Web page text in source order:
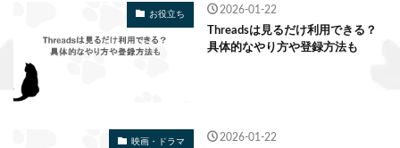
お役立ち 2026-01-22
Threadsは見るだけ利用できる？
具体的なやり方や登録方法も
映画・ドラマ 2026-01-22